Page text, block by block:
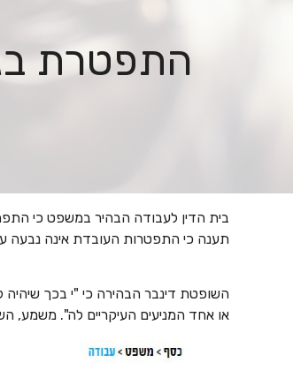
התפטרת
בית הדין לעבודה הבהיר במשפט כי
תענה כי התפטרות העובדת אינה
השופטת דינבר הבהירה כי "י בכך
או אחד המניעים העיקריים לה".